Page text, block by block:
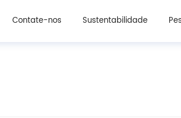
Contate-nos Sustentabilidade
Ingredientes de suplemento de beleza oral